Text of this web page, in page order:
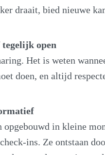
draait, bied nieuwe
open
Het is weten
doen, en altijd
opgebouwd in kleine
ins. Ze ontstaan